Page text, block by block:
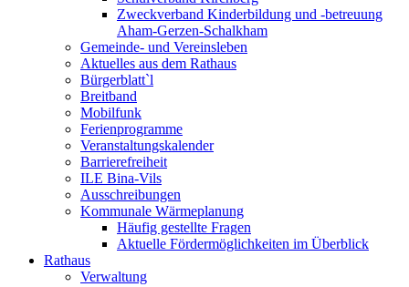
Zweckverband Kinderbildung und -betreuung
Aham-Gerzen-Schalkham
Gemeinde- und Vereinsleben
Aktuelles aus dem Rathaus
Bürgerblatt`l
Breitband
Mobilfunk
Ferienprogramme
Veranstaltungskalender
Barrierefreiheit
ILE Bina-Vils
Ausschreibungen
Kommunale Wärmeplanung
Häufig gestellte Fragen
Aktuelle Fördermöglichkeiten im Überblick
Rathaus
Verwaltung